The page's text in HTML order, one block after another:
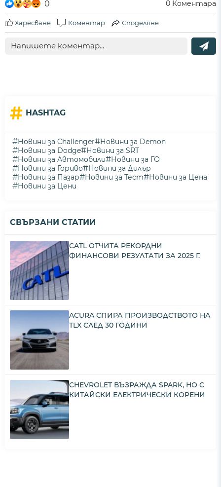
0 0 Коментара
Харесване Коментар Споделяне
# HASHTAG
#Новини за Challenger#Новини за Demon
#Новини за Dodge#Новини за SRT
#Новини за Автомобили#Новини за ГО
#Новини за Гориво#Новини за Дилър
#Новини за Пазар#Новини за Тест#Новини за Цена
#Новини за Цени
СВЪРЗАНИ СТАТИИ
CATL ОТЧИТА РЕКОРДНИ
ФИНАНСОВИ РЕЗУЛТАТИ ЗА 2025 Г.
ACURA СПИРА ПРОИЗВОДСТВОТО НА
TLX СЛЕД 30 ГОДИНИ
CHEVROLET ВЪЗРАЖДА SPARK, НО С
КИТАЙСКИ ЕЛЕКТРИЧЕСКИ КОРЕНИ